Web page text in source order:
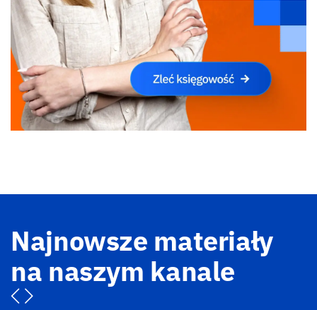
Najnowsze materiały
na naszym kanale